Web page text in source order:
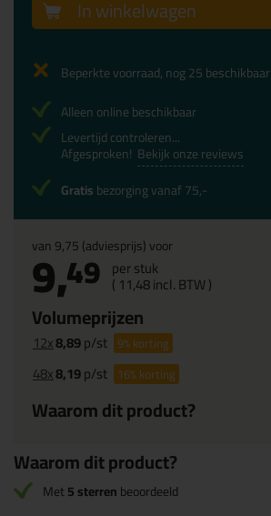
van9,75(adviesprijs) voor
9,49 per stuk
( 11,48incl. BTW )
Volumeprijzen
12x8,89p/st 9%korting
48x8,19p/st 16%korting
Waarom dit product?
In winkelwagen
Beperkte voorraad, nog 25 beschikbaar
Alleen online beschikbaar
Levertijd controleren...
Afgesproken! Bekijk onze reviews
Gratisbezorging vanaf 75,-
Waarom dit product?
Met5 sterrenbeoordeeld